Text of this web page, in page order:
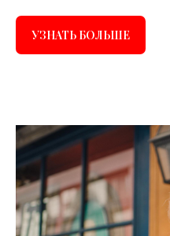
УЗНАТЬ БОЛЬШЕ